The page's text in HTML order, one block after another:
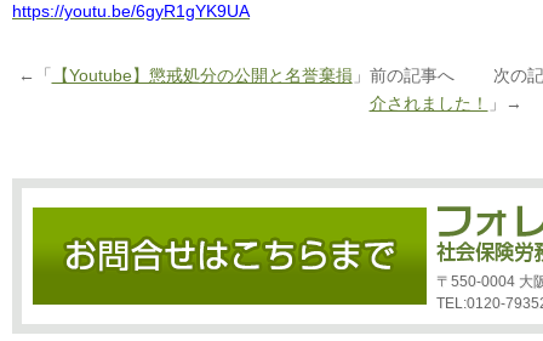
https://youtu.be/6gyR1gYK9UA
←「 【Youtube】懲戒処分の公開と名誉棄損 」前の記事へ 次の記
介されました！
」→
〒550-0004 大
TEL:0120-